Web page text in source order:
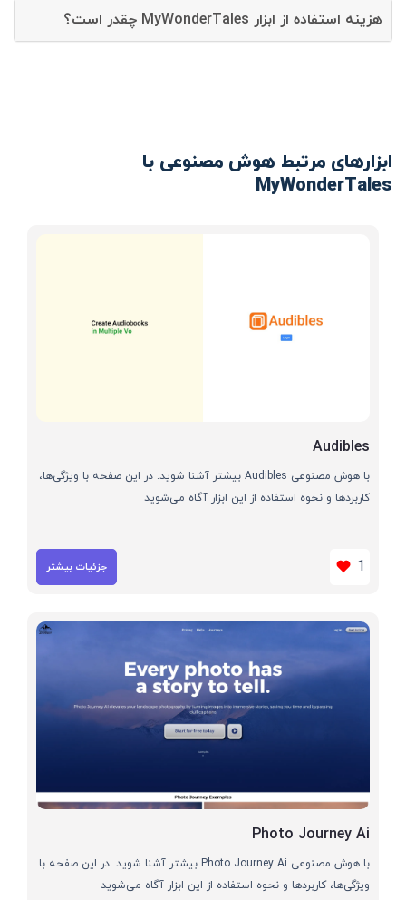
هزینه استفاده از ابزار MyWonderTales چقدر است؟
ابزارهای مرتبط هوش مصنوعی با
MyWonderTales
Audibles
با هوش مصنوعی Audibles بیشتر آشنا شوید. در این صفحه با ویژگی‌ها،
کاربردها و نحوه استفاده از این ابزار آگاه می‌شوید
1 جزئیات بیشتر
Photo Journey Ai
با هوش مصنوعی Photo Journey Ai بیشتر آشنا شوید. در این صفحه با
ویژگی‌ها، کاربردها و نحوه استفاده از این ابزار آگاه می‌شوید